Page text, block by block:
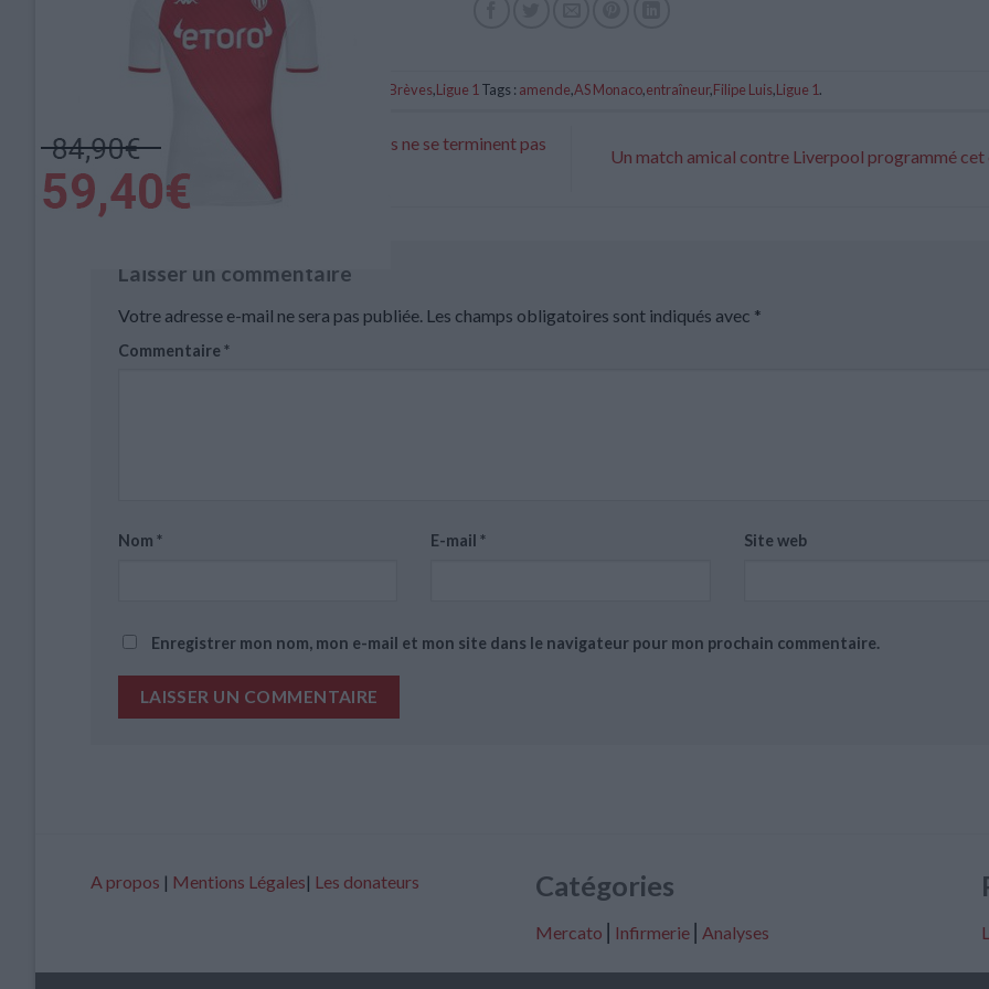
Brèves,Ligue 1 Tags : amende,AS Monaco,entraîneur,Filipe Luis,Ligue 1.
Pocognoli : « Toutes les expériences ne se terminent pas
comme on l’espérait »
Un match amical contre Liverpool programmé
Laisser un commentaire
Votre adresse e-mail ne sera pas publiée. Les champs obligatoires sont indiqués avec *
Commentaire*
Nom * E-mail* Site web
Enregistrer mon nom, mon e-mail et mon site dans le navigateur pour mon prochain commentaire.
A propos | Mentions Légales| Les donateurs Catégories
Mercato Infirmerie Analyses